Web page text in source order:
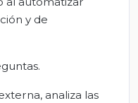
y de
analiza las